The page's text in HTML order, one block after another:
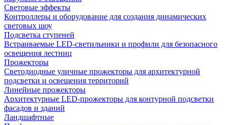
Световые эффекты
Контроллеры и оборудование для создания динамических
световых шоу
Подсветка ступеней
Встраиваемые LED-светильники и профили для безопасного
освещения лестниц
Прожекторы
Светодиодные уличные прожекторы для архитектурной
подсветки и освещения территорий
Линейные прожекторы
Архитектурные LED-прожекторы для контурной подсветки
фасадов и зданий
Ландшафтные